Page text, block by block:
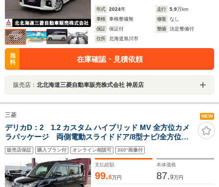
年式 2024年 走行 5.9万km
車検
車検整備無 修復
なし
保証
保証付 整備
法定整備付
住所
北海道旭川市
無
料
在庫確認・見積依頼
販売店： 北北海道三菱自動車販売株式会社 神居店
三菱 NEW
デリカD：2 1.2 カスタム ハイブリッド MV 全方位カメ
ラパッケージ 両側電動スライドドア/8型ナビ/全方位カ
メラ/eアシスト(衝突軽減ブレ-キ/車線逸脱警報/誤発進抑
制/先行車発進告知/レーダークルコン/ハイビームアシス
ト/リアソナー)/LEDライト/シートヒーター/ETC/ドラレコ
販売店保証 購入プラン付 オンライン相談可 360°画像付
支払総額
99.6万円
本体価格
87.9万円